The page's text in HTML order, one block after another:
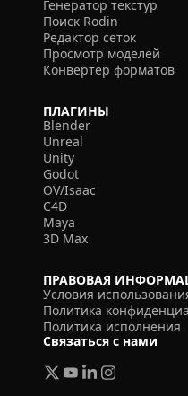
Генератор текстур
Поиск Rodin
Редактор сеток
Просмотр моделей
Конвертер форматов
ПЛАГИНЫ
Blender
Unreal
Unity
Godot
OV/Isaac
C4D
Maya
3D Max
ПРАВОВАЯ
Условия
Политика
Политика исполнения
Связаться с нами